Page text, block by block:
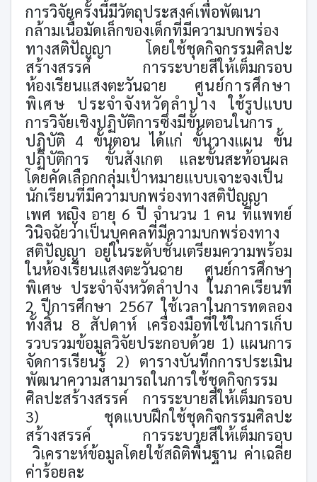
การวิจัยครั้งนี้มีวัตถุประสงค์เพื่อพัฒนา
กล้ามเนื้อมัดเล็กของเด็กที่มีความบกพร่อง
ทางสติปัญญา โดยใช้ชุดกิจกรรมศิลปะ
สร้างสรรค์ การระบายสีให้เต็มกรอบ
ห้องเรียนแสงตะวันฉาย ศูนย์การศึกษา
พิเศษ ประจำจังหวัดลำปาง ใช้รูปแบบ
การวิจัยเชิงปฏิบัติการซึ่งมีขั้นตอนในการ
ปฏิบัติ 4 ขั้นตอน ได้แก่ ขั้นวางแผน ขั้น
ปฏิบัติการ ขั้นสังเกต และขั้นสะท้อนผล
โดยคัดเลือกกลุ่มเป้าหมายแบบเจาะจงเป็น
นักเรียนที่มีความบกพร่องทางสติปัญญา
เพศ หญิง อายุ 6 ปี จำนวน 1 คน ที่แพทย์
วินิจฉัยว่าเป็นบุคคลที่มีความบกพร่องทาง
สติปัญญา อยู่ในระดับชั้นเตรียมความพร้อม
ในห้องเรียนแสงตะวันฉาย ศูนย์การศึกษา
พิเศษ ประจำจังหวัดลำปาง ในภาคเรียนที่
2 ปีการศึกษา 2567 ใช้เวลาในการทดลอง
ทั้งสิ้น 8 สัปดาห์ เครื่องมือที่ใช้ในการเก็บ
รวบรวมข้อมูลวิจัยประกอบด้วย 1) แผนการ
จัดการเรียนรู้ 2) ตารางบันทึกการประเมิน
พัฒนาความสามารถในการใช้ชุดกิจกรรม
ศิลปะสร้างสรรค์ การระบายสีให้เต็มกรอบ
3) ชุดแบบฝึกใช้ชุดกิจกรรมศิลปะ
สร้างสรรค์ การระบายสีให้เต็มกรอบ
วิเคราะห์ข้อมูลโดยใช้สถิติพื้นฐาน ค่าเฉลี่ย
ค่าร้อยละ